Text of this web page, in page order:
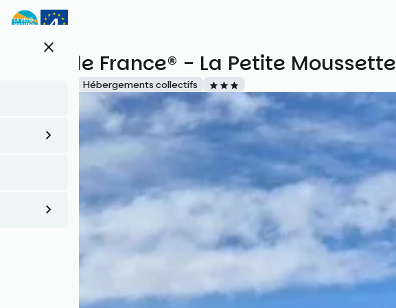
Aller
au
principalclose
Gîtes de France® - La Petite Moussette
Hébergements collectifs